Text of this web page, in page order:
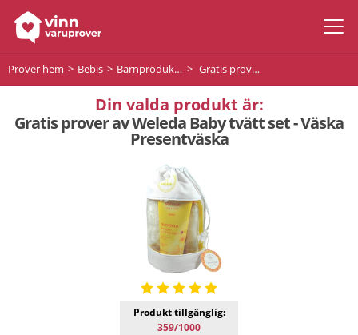
Prover hem Bebis Barnprodukter Gratis prover av Weleda Baby tvätt set - Väska Presentväska
Din valda produkt är:
Gratis prover av Weleda Baby tvätt set - Väska
Presentväska
Produkt tillgänglig:
359/1000